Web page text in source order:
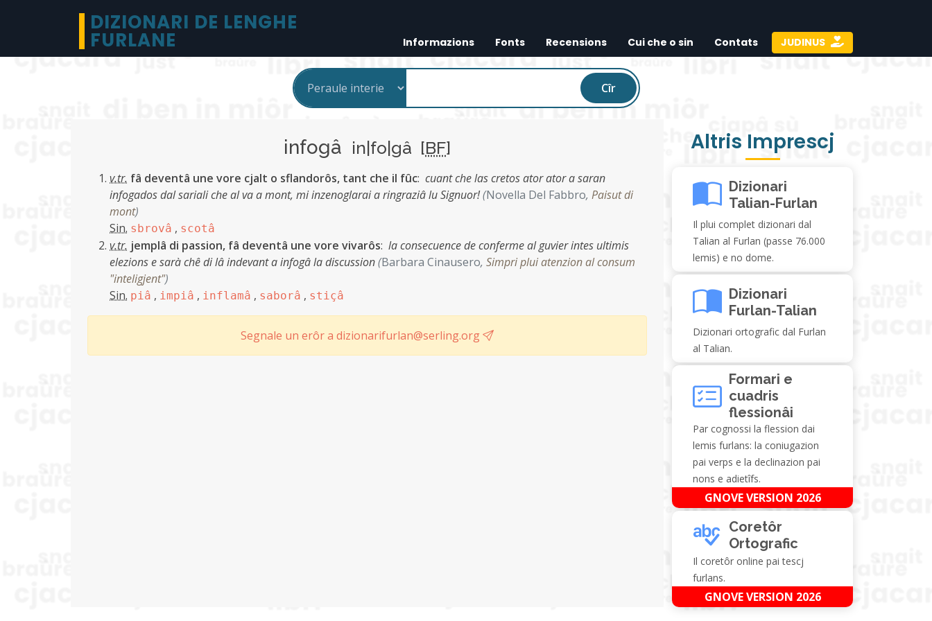
DIZIONARI DE LENGHE
FURLANE Informazions Fonts Recensions Cui che o sin Contats JUDINUS
Cîr
infogâ in|fo|gâ [BF]
v.tr. fâ deventâ une vore cjalt o sflandorôs, tant che il fûc: cuant che las cretos ator ator a saran
infogados dal sariali che al va a mont, mi inzenoglarai a ringraziâ lu Signuor!(Novella Del Fabbro, Paisut di
mont)
Sin. sbrovâ , scotâ
v.tr. jemplâ di passion, fâ deventâ une vore vivarôs: la consecuence de conferme al guvier intes ultimis
elezions e sarà chê di lâ indevant a infogâ la discussion(Barbara Cinausero, Simpri plui atenzion al consum
"inteligjent")
Sin. piâ , impiâ , inflamâ , saborâ , stiçâ
Segnale un erôr a dizionarifurlan@serling.org
Altris Imprescj
Dizionari
Talian-Furlan
Il plui complet dizionari dal
Talian al Furlan (passe 76.000
lemis) e no dome.
Dizionari
Furlan-Talian
Dizionari ortografic dal Furlan
al Talian.
Formari e
cuadris
flessionâi
Par cognossi la flession dai
lemis furlans: la coniugazion
pai verps e la declinazion pai
nons e adietîfs.
GNOVE VERSION 2026
Coretôr
Ortografic
Il coretôr online pai tescj
furlans.
GNOVE VERSION 2026